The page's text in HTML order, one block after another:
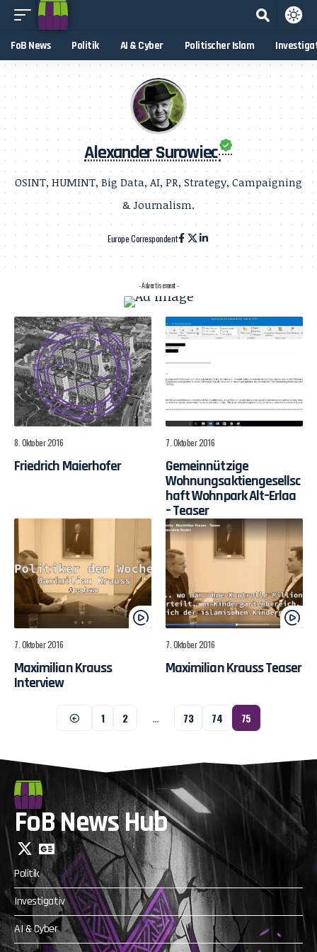
FoB News Politik AI & Cyber Politischer Islam
Alexander Surowiec
OSINT, HUMINT, Big Data, AI, PR, Strategy, Campaigning
& Journalism.
Europe Correspondent
- Advertisement -
8. Oktober 2016
Friedrich Maierhofer
7. Oktober 2016
Gemeinnützige
Wohnungsaktiengesellsc
haft Wohnpark Alt–Erlaa
– Teaser
7. Oktober 2016
Maximilian Krauss
Interview
7. Oktober 2016
Maximilian Krauss Teaser
1 2 … 73 74 75
FoB News Hub
Politik
Investigativ
AI & Cyber